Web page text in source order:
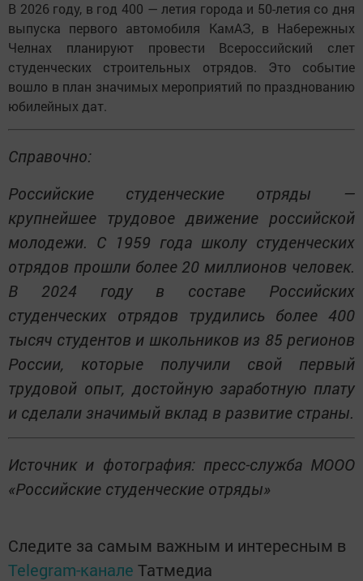
В 2026 году, в год 400 — летия города и 50-летия со дня
выпуска первого автомобиля КамАЗ, в Набережных
Челнах планируют провести Всероссийский слет
студенческих строительных отрядов. Это событие
вошло в план значимых мероприятий по празднованию
юбилейных дат.
Справочно:
Российские студенческие отряды —
крупнейшее трудовое движение российской
молодежи. С 1959 года школу студенческих
отрядов прошли более 20 миллионов человек.
В 2024 году в составе Российских
студенческих отрядов трудились более 400
тысяч студентов и школьников из 85 регионов
России, которые получили свой первый
трудовой опыт, достойную заработную плату
и сделали значимый вклад в развитие страны.
Источник и фотография: пресс-служба МООО
«Российские студенческие отряды»
Следите за самым важным и интересным в
Telegram-канале Татмедиа